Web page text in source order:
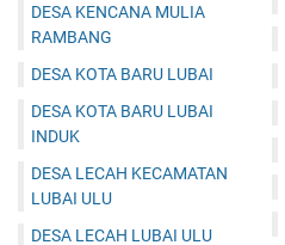
DESA KENCANA MULIA
RAMBANG
DESA KOTA BARU LUBAI
DESA KOTA BARU LUBAI
INDUK
DESA LECAH KECAMATAN
LUBAI ULU
DESA LECAH LUBAI ULU